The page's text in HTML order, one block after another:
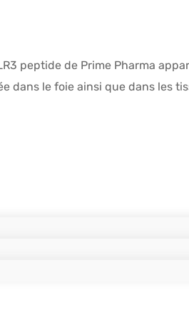
peptide de Prime Pharma
dans le foie ainsi que dans les